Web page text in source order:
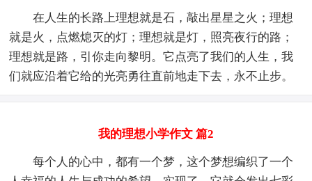
在人生的长路上理想就是石，敲出星星之火；理想
就是火，点燃熄灭的灯；理想就是灯，照亮夜行的路；
理想就是路，引你走向黎明。它点亮了我们的人生，我
们就应沿着它给的光亮勇往直前地走下去，永不止步。
我的理想小学作文 篇2
每个人的心中，都有一个梦，这个梦想编织了一个